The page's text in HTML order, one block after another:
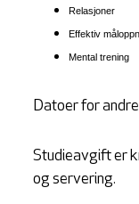
Relasjoner
Effektiv
Mental trening
Datoer for
Studieavgift er
og servering.